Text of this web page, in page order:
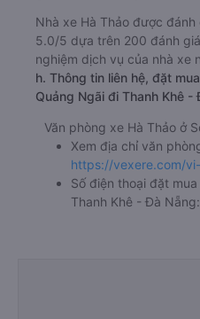
Nhà xe Hà Thảo được
5.0/5 dựa trên 200 đánh
nghiệm dịch vụ của nhà xe
h. Thông tin liên hệ, đặt
Quảng Ngãi đi Thanh Khê -
Văn phòng xe Hà Thảo ở
Xem địa chỉ văn
https://vexere.com/
Số điện thoại đặt
Thanh Khê - Đà Nẵng: